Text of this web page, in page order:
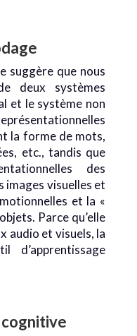
suggère que nous
deux systèmes
et le système non
la forme de mots,
etc., tandis que
des
images visuelles et
et la «
Parce qu’elle
audio et visuels, la